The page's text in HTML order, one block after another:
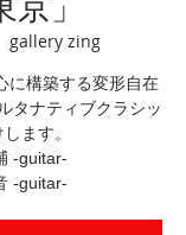
」
gallery zing
に構築する変形自在
タナティブクラシッ
ます。
-guitar-
-guitar-